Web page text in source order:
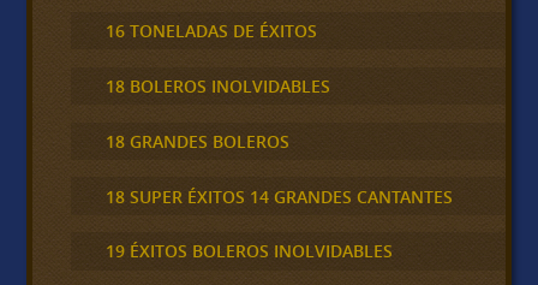
16 TONELADAS DE ÉXITOS
18 BOLEROS INOLVIDABLES
18 GRANDES BOLEROS
18 SUPER ÉXITOS 14 GRANDES CANTANTES
19 ÉXITOS BOLEROS INOLVIDABLES